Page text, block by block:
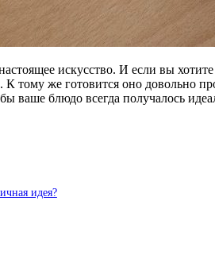
искусство. И если вы
тому же готовится оно довольно
ваше блюдо всегда получалось
идея?